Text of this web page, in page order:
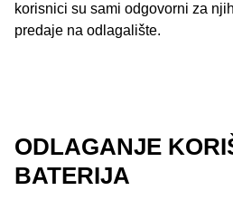
korisnici su sami odgovorni za
predaje na odlagalište.
ODLAGANJE
BATERIJA